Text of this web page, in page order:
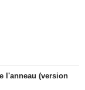
l'anneau (version